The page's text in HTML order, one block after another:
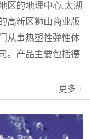
区的地理中心,太湖
高新区狮山商业版
从事热塑性弹性体
。产品主要包括德
更多 +